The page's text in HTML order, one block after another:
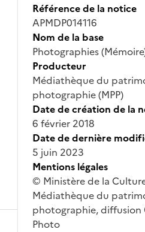
Référence de la notice
APMDP014116
Nom de la base
Photographies
Producteur
Médiathèque du
photographie (MPP)
Date de création de la
6 février 2018
Date de dernière
5 juin 2023
Mentions légales
© Ministère de la
Médiathèque du
photographie, diffusion
Photo